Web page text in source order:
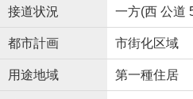
接道状況 一方(西 公道
都市計画 市街化区域
用途地域 第一種住居